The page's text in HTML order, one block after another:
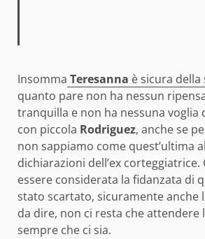
Insomma Teresanna è sicura della
quanto pare non ha nessun
tranquilla e non ha nessuna voglia
con piccola Rodriguez, anche se
non sappiamo come quest’ultima
dichiarazioni dell’ex corteggiatrice.
essere considerata la fidanzata di
stato scartato, sicuramente anche
da dire, non ci resta che attendere
sempre che ci sia.